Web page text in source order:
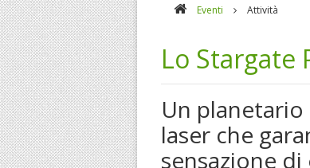
Eventi Attività
Lo Stargate
Un
laser che
sensazione